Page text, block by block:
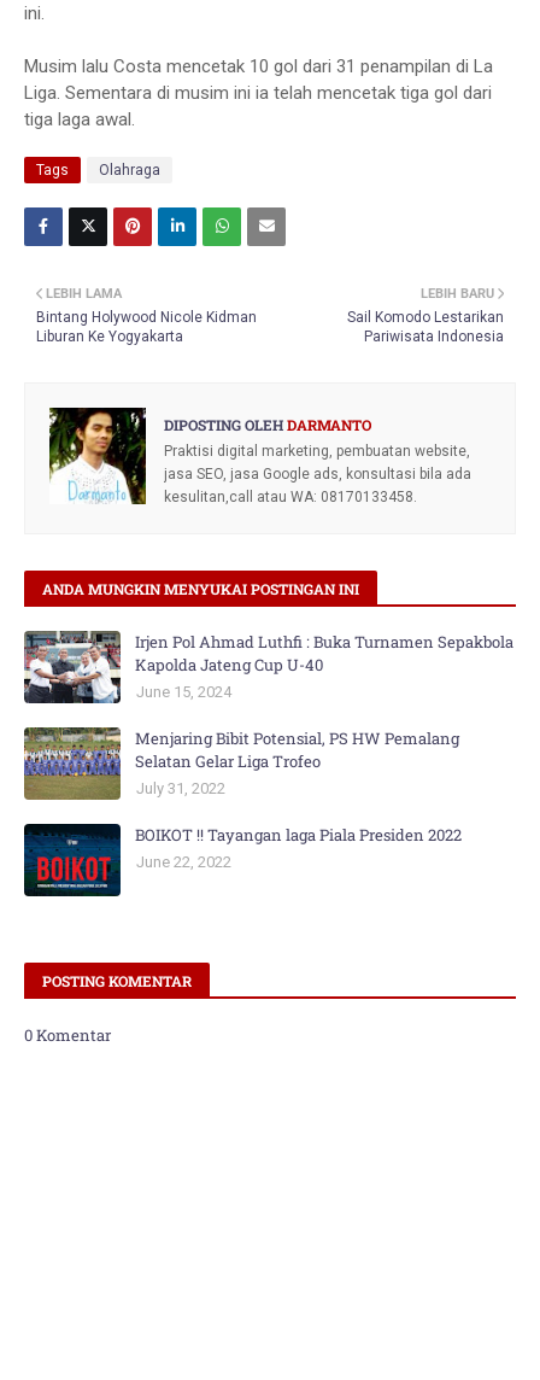
ini.
Musim lalu Costa mencetak 10 gol dari 31 penampilan di La
Liga. Sementara di musim ini ia telah mencetak tiga gol dari
tiga laga awal.
Tags Olahraga
LEBIH BARU
Sail Komodo Lestarikan
Pariwisata Indonesia
LEBIH LAMA
Bintang Holywood Nicole Kidman
Liburan Ke Yogyakarta
DIPOSTING OLEHDARMANTO
Praktisi digital marketing, pembuatan website,
jasa SEO, jasa Google ads, konsultasi bila ada
kesulitan,call atau WA: 08170133458.
ANDA MUNGKIN MENYUKAI POSTINGAN INI
Irjen Pol Ahmad Luthfi : Buka Turnamen Sepakbola
Kapolda Jateng Cup U-40
June 15, 2024
Menjaring Bibit Potensial, PS HW Pemalang
Selatan Gelar Liga Trofeo
July 31, 2022
BOIKOT !! Tayangan laga Piala Presiden 2022
June 22, 2022
POSTING KOMENTAR
0 Komentar